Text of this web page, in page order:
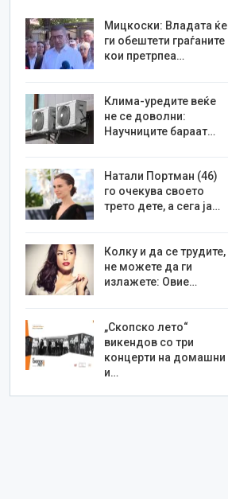
Мицкоски: Владата ќе
ги обештети граѓаните
кои претрпеа…
Клима-уредите веќе
не се доволни:
Научниците бараат…
Натали Портман (46)
го очекува своето
трето дете, а сега ја…
Колку и да се трудите,
не можете да ги
излажете: Овие…
„Скопско лето“
викендов со три
концерти на домашни
и…